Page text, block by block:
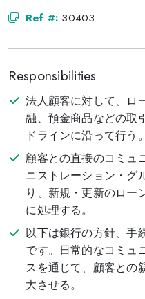
Ref #: 30403
Responsibilities
法人顧客に対して、ロ
融、預金商品などの取
ドラインに沿って行う。
顧客との直接のコミュ
ニストレーション・グ
り、新規・更新のロー
に処理する。
以下は銀行の方針、手
です。日常的なコミュ
スを通じて、顧客との
大させる。